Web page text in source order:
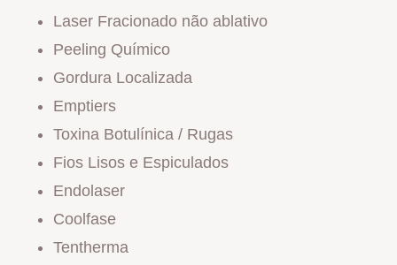
Laser Fracionado não ablativo
Peeling Químico
Gordura Localizada
Emptiers
Toxina Botulínica / Rugas
Fios Lisos e Espiculados
Endolaser
Coolfase
Tentherma